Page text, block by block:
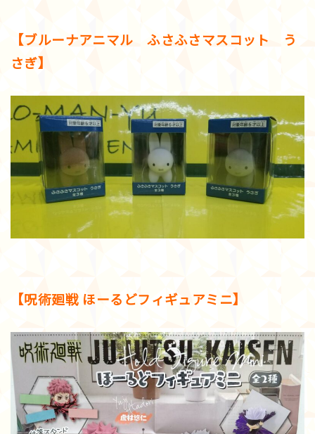
【ブルーナアニマル ふさふさマスコット う
さぎ】
【呪術廻戦 ほーるどフィギュアミニ】